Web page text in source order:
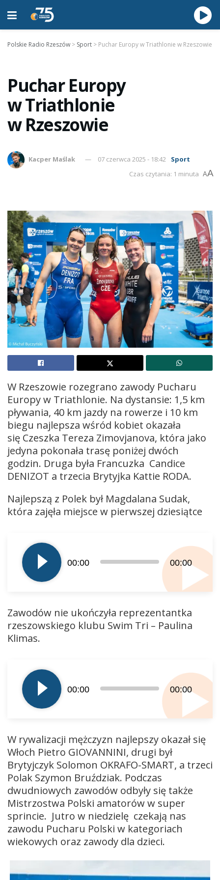
Polskie Radio Rzeszów > Sport > Puchar Europy w Triathlonie w Rzeszowie
Puchar Europy
w Triathlonie
w Rzeszowie
Kacper Maślak 07 czerwca 2025 - 18:42
Sport
Czas czytania: 1 minuta AA
W Rzeszowie rozegrano zawody Pucharu
Europy w Triathlonie. Na dystansie: 1,5 km
pływania, 40 km jazdy na rowerze i 10 km
biegu najlepsza wśród kobiet okazała
się Czeszka Tereza Zimovjanova, która jako
jedyna pokonała trasę poniżej dwóch
godzin. Druga była Francuzka Candice
DENIZOT a trzecia Brytyjka Kattie RODA.
Najlepszą z Polek był Magdalana Sudak,
która zajęła miejsce w pierwszej dziesiątce
plików
dźwiękowych
00:00 00:00
Zawodów nie ukończyła reprezentantka
rzeszowskiego klubu Swim Tri – Paulina
Klimas.
plików
dźwiękowych
00:00 00:00
W rywalizacji mężczyzn najlepszy okazał się
Włoch Pietro GIOVANNINI, drugi był
Brytyjczyk Solomon OKRAFO-SMART, a trzeci
Polak Szymon Bruździak. Podczas
dwudniowych zawodów odbyły się także
Mistrzostwa Polski amatorów w super
sprincie. Jutro w niedzielę czekają nas
zawodu Pucharu Polski w kategoriach
wiekowych oraz zawody dla dzieci.